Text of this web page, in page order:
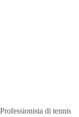
Professionista di tennis